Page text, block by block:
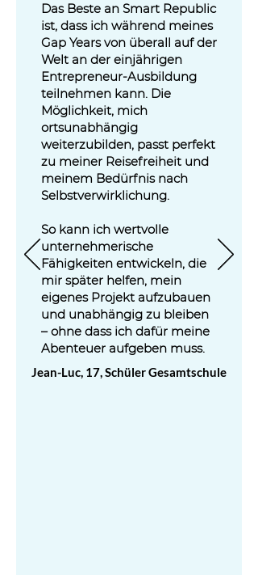
Das Beste an Smart Republic
ist, dass ich während meines
Gap Years von überall auf der
Welt an der einjährigen
Entrepreneur-Ausbildung
teilnehmen kann. Die
Möglichkeit, mich
ortsunabhängig
weiterzubilden, passt perfekt
zu meiner Reisefreiheit und
meinem Bedürfnis nach
Selbstverwirklichung.
So kann ich wertvolle
unternehmerische
Fähigkeiten entwickeln, die
mir später helfen, mein
eigenes Projekt aufzubauen
und unabhängig zu bleiben
– ohne dass ich dafür meine
Abenteuer aufgeben muss.
Jean-Luc, 17, Schüler Gesamtschule